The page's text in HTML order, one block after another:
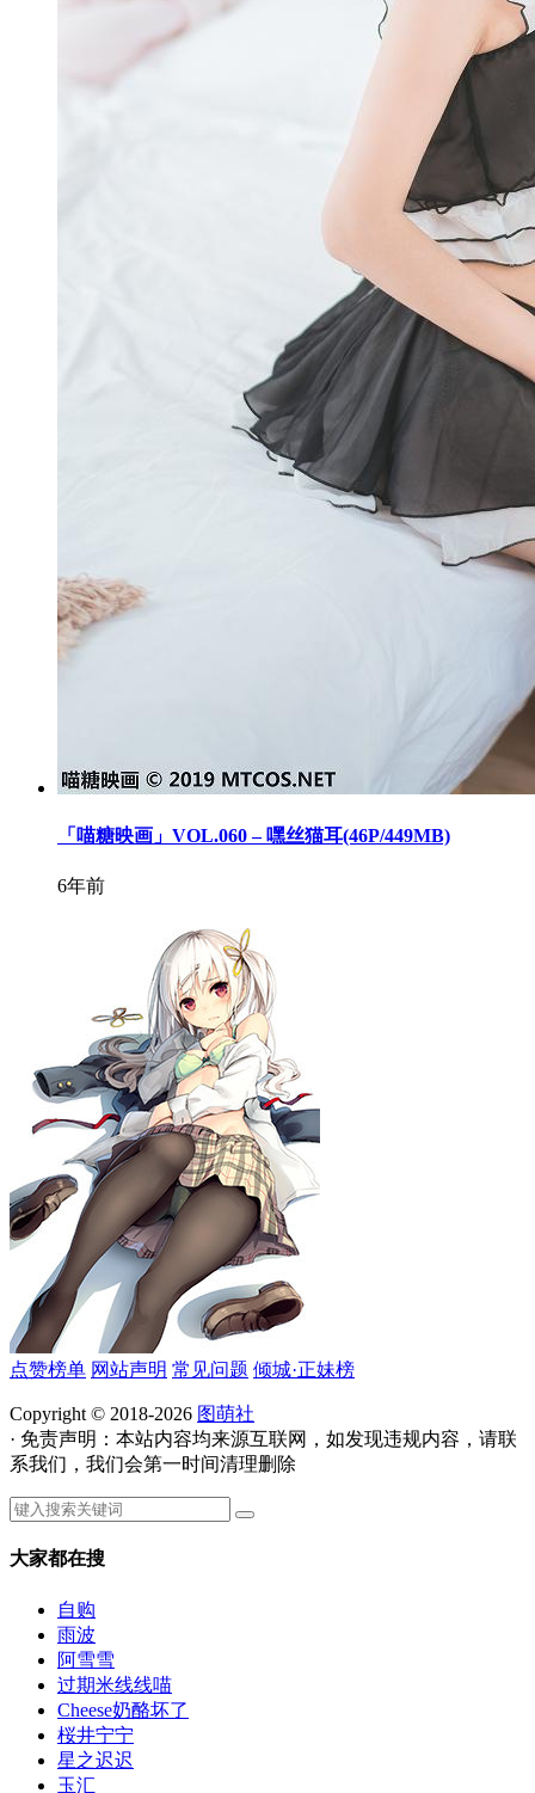
「喵糖映画」VOL.060 – 嘿丝猫耳(46P/449MB)
6年前
点赞榜单 网站声明 常见问题 倾城·正妹榜
Copyright © 2018-2026 图萌社
· 免责声明：本站内容均来源互联网，如发现违规内容，请联
系我们，我们会第一时间清理删除
大家都在搜
自购
雨波
阿雪雪
过期米线线喵
Cheese奶酪坏了
桜井宁宁
星之迟迟
玉汇